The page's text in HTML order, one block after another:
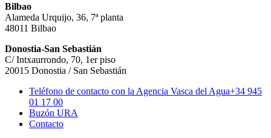
Bilbao
Alameda Urquijo, 36, 7ª planta
48011 Bilbao
Donostia-San Sebastián
C/ Intxaurrondo, 70, 1er piso
20015 Donostia / San Sebastián
Teléfono de contacto con la Agencia Vasca del Agua+34 945
01 17 00
Buzón URA
Contacto